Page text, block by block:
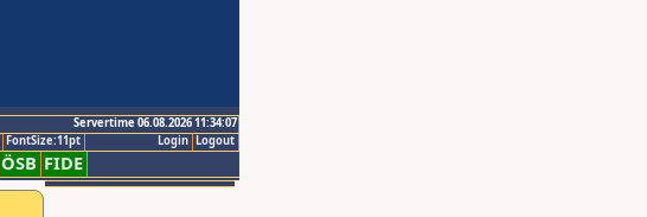
Servertime 06.08.2026 11:34:07
Logout
Login
FontSize:11pt
ÖSB FIDE